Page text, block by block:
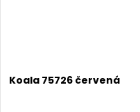
Koala 75726 červená